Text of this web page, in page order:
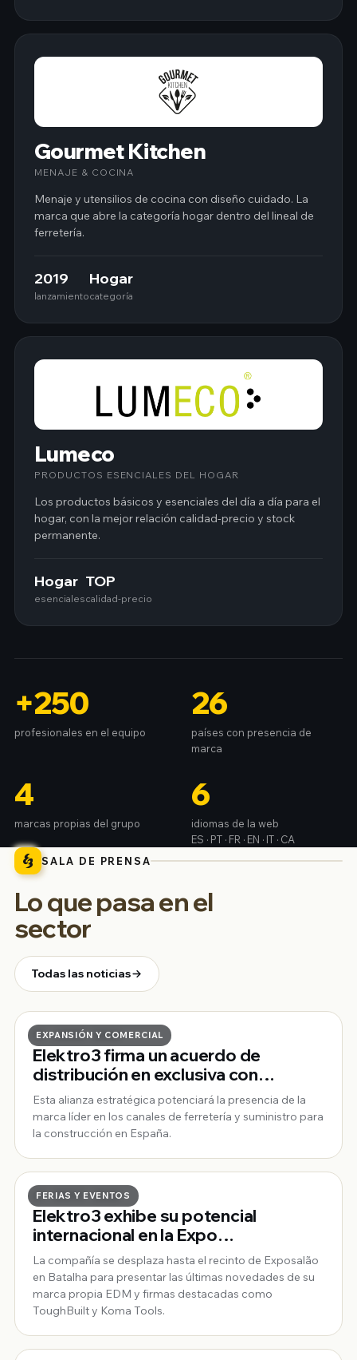
Gourmet Kitchen
MENAJE & COCINA
Menaje y utensilios de cocina con diseño cuidado. La
marca que abre la categoría hogar dentro del lineal de
ferretería.
2019
lanzamiento
Hogar
categoría
Lumeco
PRODUCTOS ESENCIALES DEL HOGAR
Los productos básicos y esenciales del día a día para el
hogar, con la mejor relación calidad-precio y stock
permanente.
Hogar
esenciales
TOP
calidad-precio
+250
profesionales en el equipo
26
países con presencia de
marca
4
marcas propias del grupo
6
idiomas de la web
ES · PT · FR · EN · IT · CA
SALA DE PRENSA
Lo que pasa en el
sector
Todas las noticias
EXPANSIÓN Y COMERCIAL
19 · JUNIO · 2026
Elektro3 firma un acuerdo de
distribución en exclusiva con
ToughBuilt
Esta alianza estratégica potenciará la presencia de la
marca líder en los canales de ferretería y suministro para
la construcción en España.
FERIAS Y EVENTOS
27 · MAYO · 2026
Elektro3 exhibe su potencial
internacional en la Expo
Mosqueteiros de Portugal
La compañía se desplaza hasta el recinto de Exposalão
en Batalha para presentar las últimas novedades de su
marca propia EDM y firmas destacadas como
ToughBuilt y Koma Tools.